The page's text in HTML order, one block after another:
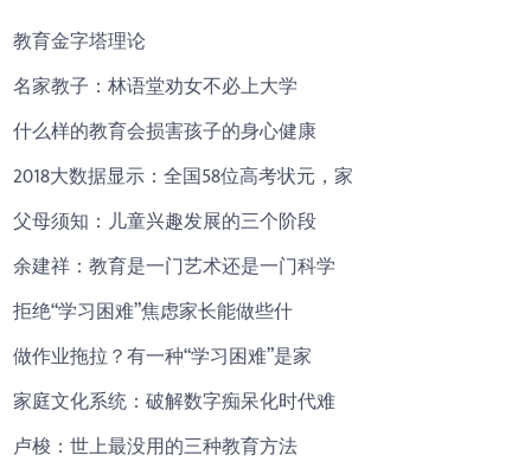
教育金字塔理论
名家教子：林语堂劝女不必上大学
什么样的教育会损害孩子的身心健康
2018大数据显示：全国58位高考状元，家
父母须知：儿童兴趣发展的三个阶段
余建祥：教育是一门艺术还是一门科学
拒绝“学习困难”焦虑家长能做些什
做作业拖拉？有一种“学习困难”是家
家庭文化系统：破解数字痴呆化时代难
卢梭：世上最没用的三种教育方法